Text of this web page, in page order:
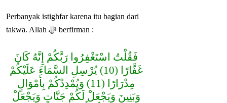
Perbanyak istighfar karena itu bagian dari
takwa. Allah ﷻ berfirman :
فَقُلْتُ اسْتَغْفِرُوا رَبَّكُمْ إِنَّهُ كَانَ
غَفَّارًا (10) يُرْسِلِ السَّمَاءَ عَلَيْكُمْ
مِدْرَارًا (11) وَيُمْدِدْكُمْ بِأَمْوَالٍ
وَبَنِينَ وَيَجْعَلْ لَكُمْ جَنَّاتٍ وَيَجْعَلْ